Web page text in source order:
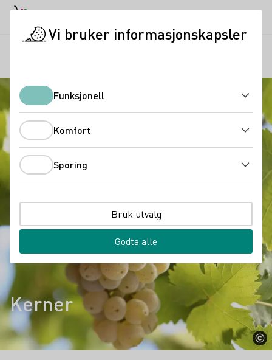
Kerner
Vi bruker informasjonskapsler
FunksjonellFunksjonell
Komfort
Sporing
Bruk utvalg
Godta alle